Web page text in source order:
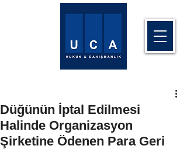
Düğünün İptal Edilmesi
Halinde Organizasyon
Şirketine Ödenen Para Geri